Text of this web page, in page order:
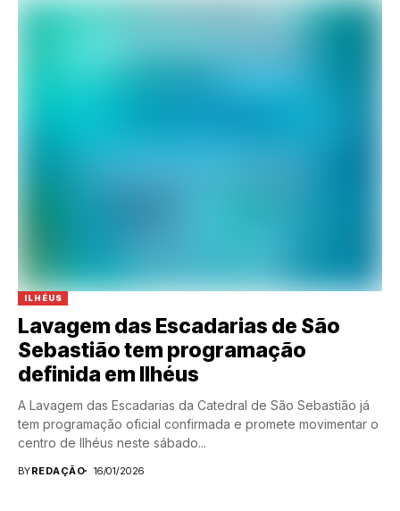
ILHÉUS
Lavagem das Escadarias de São
Sebastião tem programação
definida em Ilhéus
A Lavagem das Escadarias da Catedral de São Sebastião já
tem programação oficial confirmada e promete movimentar o
centro de Ilhéus neste sábado...
BYREDAÇÃO 16/01/2026